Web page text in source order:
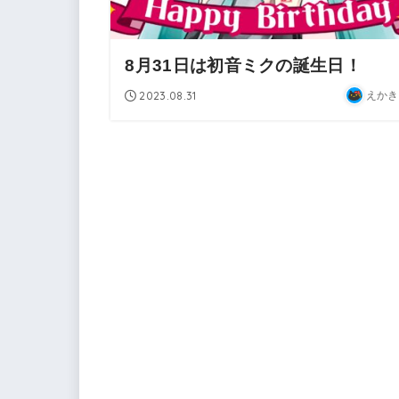
8月31日は初音ミクの誕生日！
2023.08.31 えか